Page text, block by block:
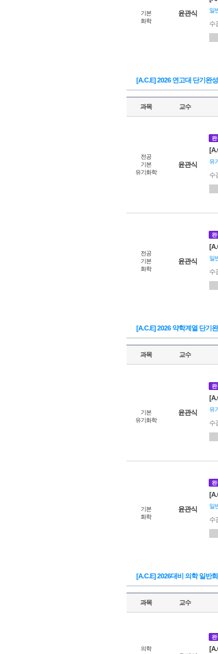
기본
화학
윤관식 일
수
[A.C.E] 2026 연고대 단기완
과목 교수
전공
기본
유기화학
윤관식
완
유
수
전공
기본
화학
윤관식
완
일
수
[A.C.E] 2026 약학계열 단기
과목 교수
기본
유기화학
윤관식
완
유
수
기본
화학
윤관식
완
일
수
[A.C.E] 2026대비 의학 일반
과목 교수
의학
완